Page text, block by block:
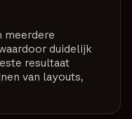
meerdere
duidelijk
resultaat
van layouts,